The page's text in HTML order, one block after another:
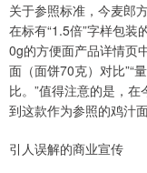
关于参照标准，今麦郎
在标有“1.5倍”字样包装
0g的方便面产品详情页
面（面饼70克）对比”“
比。”值得注意的是，
到这款作为参照的鸡汁面
引人误解的商业宣传